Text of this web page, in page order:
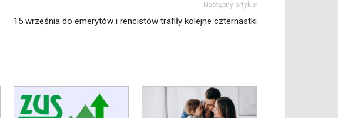
Następny artykuł
15 września do emerytów i rencistów trafiły kolejne czternastki